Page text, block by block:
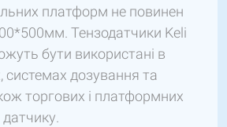
платформ не повинен
Тензодатчики Keli
бути використані в
системах дозування та
торгових і платформних